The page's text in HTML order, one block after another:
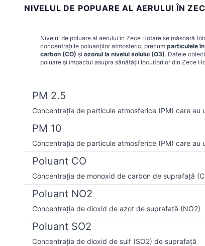
NIVELUL DE POPUARE AL AERULUI ÎN
Nivelul de poluare al aerului în Zece Hotare se măsoară
concentrațiile poluanților atmosferici precum particulele
carbon (CO) și ozonul la nivelul solului (O3). Datele
poluare și impactul asupra sănătății locuitorilor din Zece
PM 2.5
Concentrația de particule atmosferice (PM) care au
PM 10
Concentrația de particule atmosferice (PM) care au
Poluant CO
Concentrația de monoxid de carbon de suprafață
Poluant NO2
Concentrația de dioxid de azot de suprafață (NO2)
Poluant SO2
Concentrația de dioxid de sulf (SO2) de suprafață